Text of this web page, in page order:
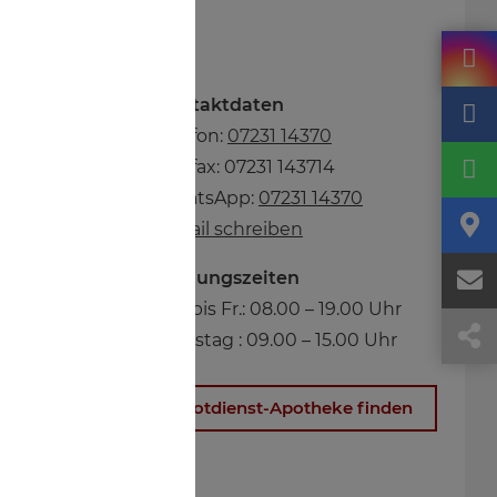
Kontaktdaten
Telefon: 07231 14370
Telefax: 07231 143714
WhatsApp: 07231 14370
E-Mail schreiben
Öffnungszeiten
Mo. bis Fr.: 08.00 – 19.00 Uhr
Samstag : 09.00 – 15.00 Uhr
Notdienst-Apotheke finden